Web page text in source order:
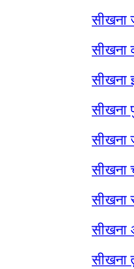
सीखना
सीखना
सीखना
सीखना
सीखना
सीखना
सीखना
सीखना
सीखना